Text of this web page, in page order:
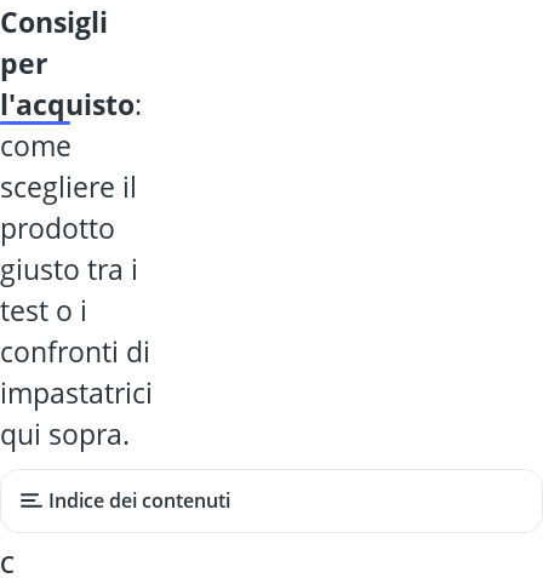
consigli
per
l'acquisto:
come
scegliere il
prodotto
giusto tra i
test o i
confronti di
impastatrici
qui sopra.
Indice dei contenuti
C